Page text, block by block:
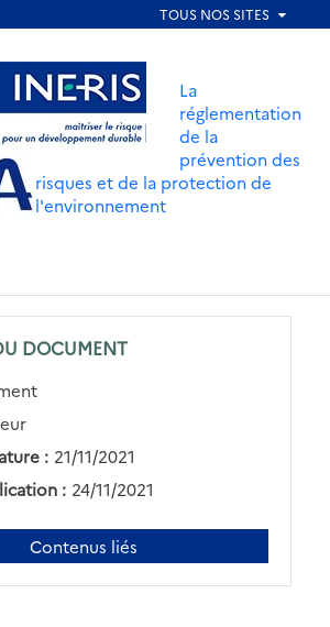
Aller au menu
La
réglementation
de la
prévention des
risques et de la protection de
l'environnement
DOCUMENT
: 21/11/2021
: 24/11/2021
Contenus liés